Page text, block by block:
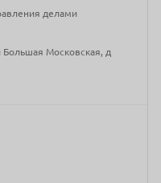
делами
Большая Московская, д